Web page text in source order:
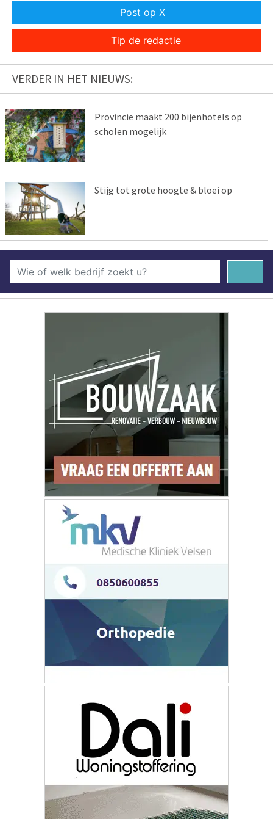
Post op X
Tip de redactie
VERDER IN HET NIEUWS:
Provincie maakt 200 bijenhotels op
scholen mogelijk
Stijg tot grote hoogte & bloei op